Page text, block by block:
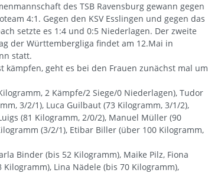
des TSB Ravensburg gewann gegen
4:1. Gegen den KSV Esslingen und gegen das
setzte es 1:4 und 0:5 Niederlagen. Der zweite
der Württembergliga findet am 12.Mai in
statt.
geht es bei den Frauen zunächst mal um
2 Kämpfe/2 Siege/0 Niederlagen), Tudor
3/2/1), Luca Guilbaut (73 Kilogramm, 3/1/2),
(81 Kilogramm, 2/0/2), Manuel Müller (90
(3/2/1), Etibar Biller (über 100 Kilogramm,
Binder (bis 52 Kilogramm), Maike Pilz, Fiona
Lina Nädele (bis 70 Kilogramm),